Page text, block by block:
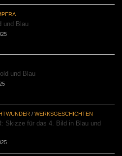
und Blau
und Blau
/ WERKSGESCHICHTEN
Skizze für das 4. Bild in Blau und